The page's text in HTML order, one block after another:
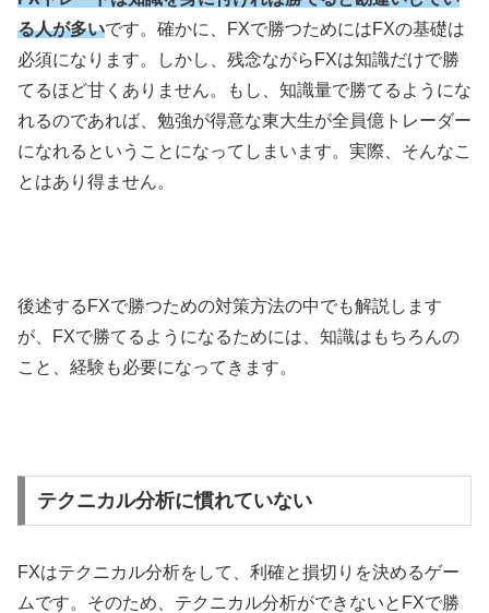
る人が多いです。確かに、 FXで勝つためにはFXの基礎は
必須になります。しかし、残念ながら FXは知識だけで勝
てるほど甘くありません。もし、知識量で勝てるようにな
れるのであれば、勉強が得意な東大生が全員億トレーダー
になれるということになってしまいます。実際、そんなこ
とはあり得ません。
後述する FXで勝つための対策方法の中でも解説します
が、
FXで勝てるようになるためには、知識はもちろんの
こと、経験も必要になってきます。
テクニカル分析に慣れていない
FXはテクニカル分析をして、利確と損切りを決めるゲー
ムです。そのため、テクニカル分析ができないと FXで勝